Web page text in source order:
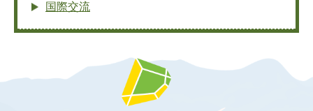
国際交流